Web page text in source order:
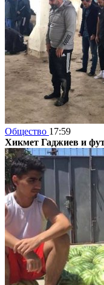
Общество 17:59
Хикмет Гаджиев и